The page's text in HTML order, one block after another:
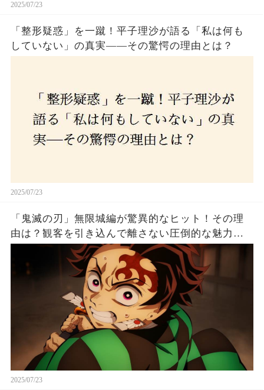
2025/07/23
「整形疑惑」を一蹴！平子理沙が語る「私は何も
していない」の真実——その驚愕の理由とは？
2025/07/23
「鬼滅の刃」無限城編が驚異的なヒット！その理
由は？観客を引き込んで離さない圧倒的な魅力と
2025/07/23